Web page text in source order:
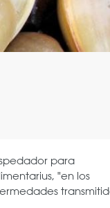
para
"en los